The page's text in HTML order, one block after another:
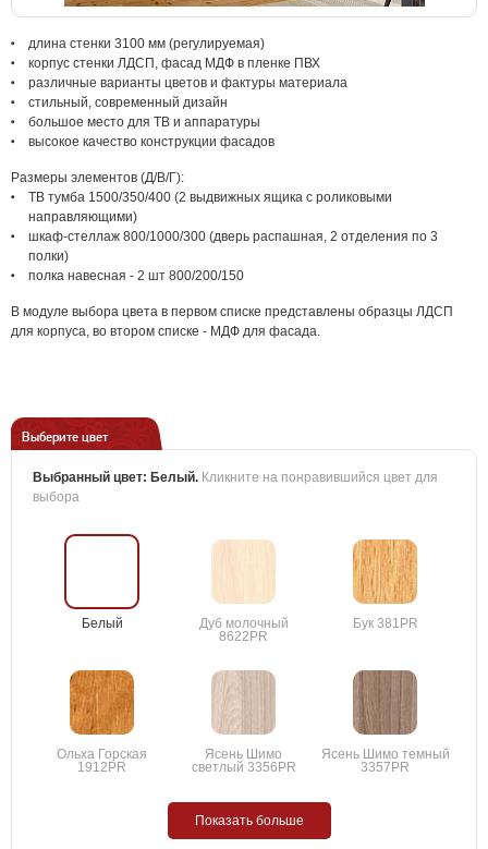
длина стенки 3100 мм (регулируемая)
корпус стенки ЛДСП, фасад МДФ в пленке ПВХ
различные варианты цветов и фактуры материала
стильный, современный дизайн
большое место для ТВ и аппаратуры
высокое качество конструкции фасадов
Размеры элементов (Д/В/Г):
ТВ тумба 1500/350/400 (2 выдвижных ящика с роликовыми
направляющими)
шкаф-стеллаж 800/1000/300 (дверь распашная, 2 отделения по 3
полки)
полка навесная - 2 шт 800/200/150
В модуле выбора цвета в первом списке представлены образцы ЛДСП
для корпуса, во втором списке - МДФ для фасада.
Выберите цвет
Выбранный цвет: Белый. Кликните на понравившийся цвет для
выбора
Белый
Дуб молочный
8622PR
Бук 381PR
Ольха Горская
1912PR
Ясень Шимо
светлый 3356PR
Ясень Шимо темный
3357PR
Показать больше